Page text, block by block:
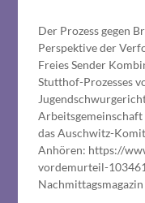
Der Prozess gegen
Perspektive der
Freies Sender
Stutthof-Prozesses
Arbeitsgemeinschaft
das Auschwitz-
Anhören: https://
vordemurteil-